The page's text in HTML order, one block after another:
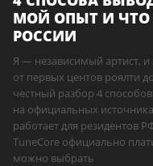
МОЙ ОПЫТ И ЧТО
РОССИИ
Я — независимый артист,
от первых центов роялти
честный разбор 4
на официальных
работает для резидентов
TuneCore официально
можно выбрать